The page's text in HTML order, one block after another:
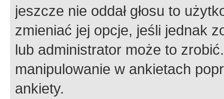
jeszcze nie oddał głosu to
zmieniać jej opcje, jeśli jednak
lub administrator może to
manipulowanie w ankietach
ankiety.